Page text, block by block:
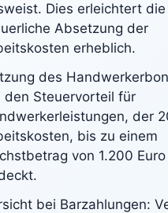
Dies erleichtert die
Absetzung der
erheblich.
des
den Steuervorteil für
der
bis zu einem
von 1.200
bei Barzahlungen: